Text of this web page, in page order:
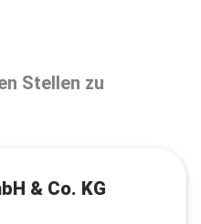
Stellen zu
& Co. KG